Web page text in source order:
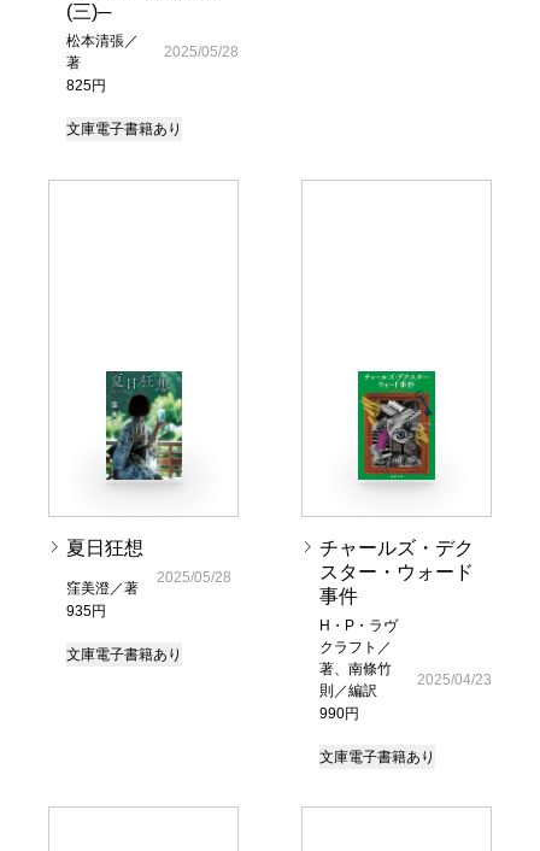
(三)─
松本清張／
著
825円
2025/05/28
文庫電子書籍あり
夏日狂想
窪美澄／著
935円
2025/05/28
文庫電子書籍あり
チャールズ・デク
スター・ウォード
事件
H・P・ラヴ
クラフト／
著、南條竹
則／編訳
990円
2025/04/23
文庫電子書籍あり